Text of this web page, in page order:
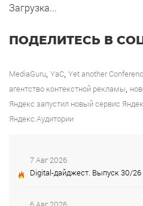
Загрузка...
ПОДЕЛИТЕСЬ В
MediaGuru YaC‬ Yet another
агентство контекстной рекламы
Яндекс запустил новый сервис
Яндекс.Аудитории
7 Авг 2026
Digital-дайджест. Выпуск 30/26